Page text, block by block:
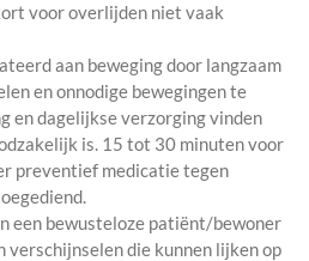
voor overlijden niet vaak
aan beweging door langzaam
en onnodige bewegingen te
en dagelijkse verzorging vinden
is. 15 tot 30 minuten voor
preventief medicatie tegen
een bewusteloze patiënt/bewoner
die kunnen lijken op